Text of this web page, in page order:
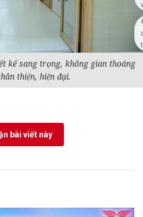
kế sang trọng, không gian thoáng
thiện, hiện đại.
bài viết này